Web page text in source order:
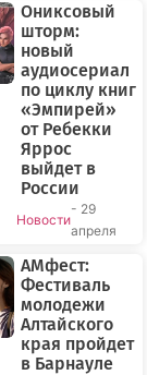
Ониксовый
шторм:
новый
аудиосериал
по циклу книг
«Эмпирей»
от Ребекки
Яррос
выйдет в
России
Новости
- 29
апреля
АМфест:
Фестиваль
молодежи
Алтайского
края пройдет
в Барнауле